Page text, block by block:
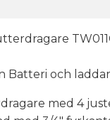
Batteri och
med 4